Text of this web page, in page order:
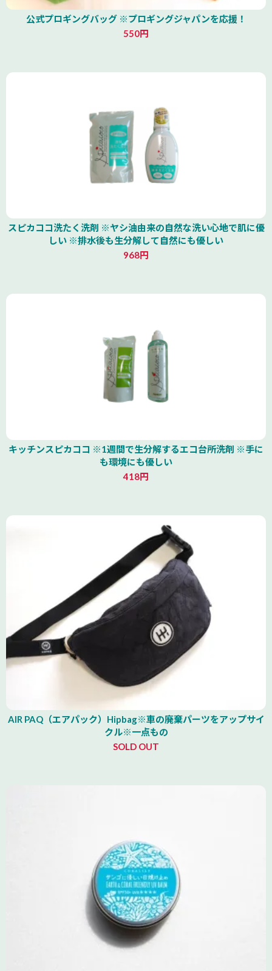
公式プロギングバッグ ※プロギングジャパンを応援！
550円
スピカココ洗たく洗剤 ※ヤシ油由来の自然な洗い心地で肌に優
しい ※排水後も生分解して自然にも優しい
968円
キッチンスピカココ ※1週間で生分解するエコ台所洗剤 ※手に
も環境にも優しい
418円
AIR PAQ（エアパック）Hipbag※車の廃棄パーツをアップサイ
クル※一点もの
SOLD OUT